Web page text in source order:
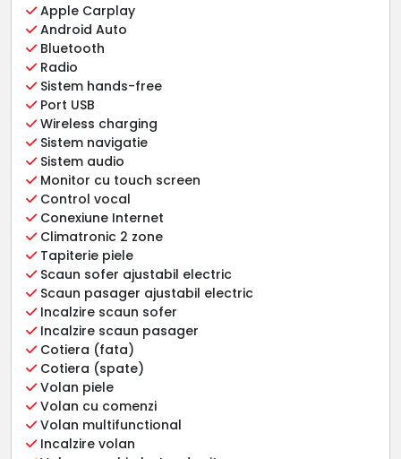
Apple Carplay
Android Auto
Bluetooth
Radio
Sistem hands-free
Port USB
Wireless charging
Sistem navigatie
Sistem audio
Monitor cu touch screen
Control vocal
Conexiune Internet
Climatronic 2 zone
Tapiterie piele
Scaun sofer ajustabil electric
Scaun pasager ajustabil electric
Incalzire scaun sofer
Incalzire scaun pasager
Cotiera (fata)
Cotiera (spate)
Volan piele
Volan cu comenzi
Volan multifunctional
Incalzire volan